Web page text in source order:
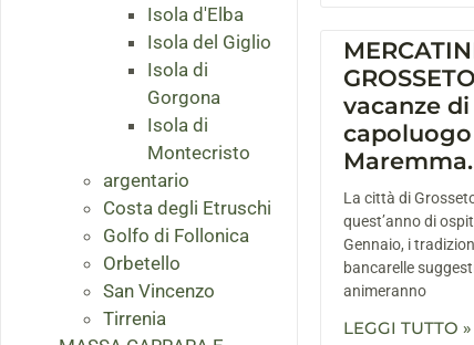
Isola d'Elba
Isola del Giglio
Isola di
Gorgona
Isola di
Montecristo
argentario
Costa degli Etruschi
Golfo di Follonica
Orbetello
San Vincenzo
Tirrenia
vacanze
Maremma.
La città di
quest’anno di
Gennaio, i
bancarelle
animeranno
LEGGI TUTTO »